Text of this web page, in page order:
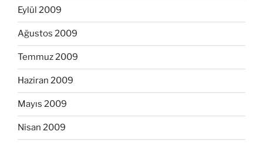
Eylül 2009
Ağustos 2009
Temmuz 2009
Haziran 2009
Mayıs 2009
Nisan 2009